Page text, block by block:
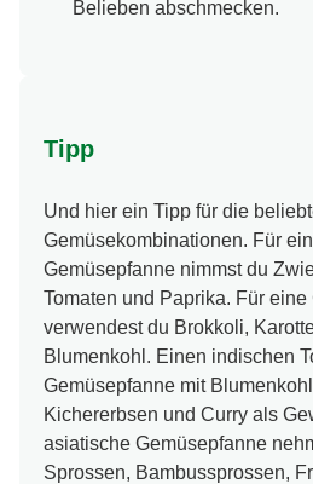
Belieben abschmecken.
Tipp
Und hier ein Tipp für die
Gemüsekombinationen. Für
Gemüsepfanne nimmst du
Tomaten und Paprika. Für
verwendest du Brokkoli,
Blumenkohl. Einen indischen
Gemüsepfanne mit
Kichererbsen und Curry als
asiatische Gemüsepfanne
Sprossen, Bambussprossen,